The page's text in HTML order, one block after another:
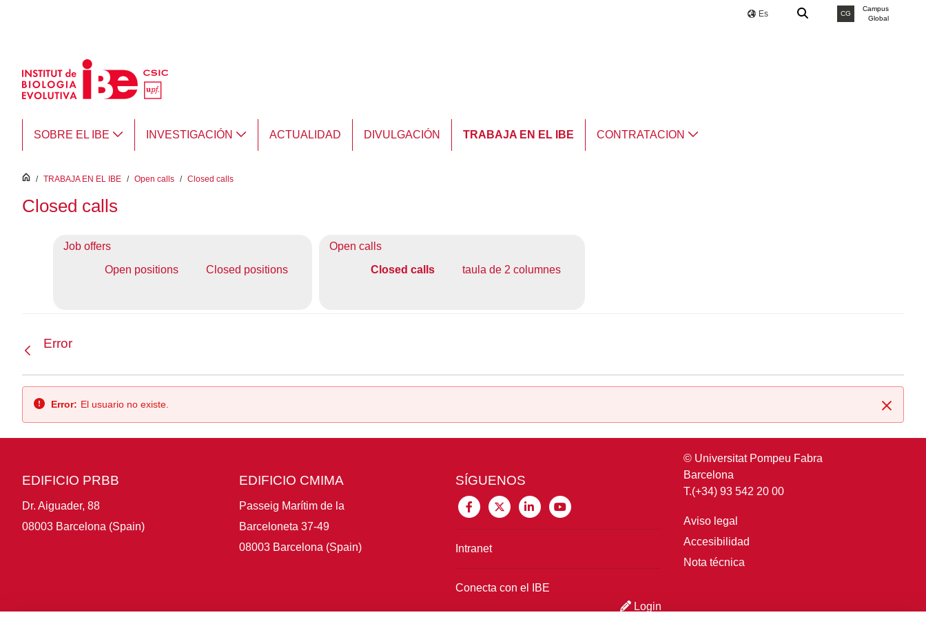
Es CG
Campus
Global
SOBRE EL IBE INVESTIGACIÓN ACTUALIDAD DIVULGACIÓN TRABAJA EN EL IBE CONTRATACION
inici
/ TRABAJA EN EL IBE / Open calls / Closed calls
Closed calls
Job offers
Open positions
Closed positions
Open calls
Closed calls
taula de 2 columnes
Error
Cerrar
Error: El usuario no existe.
EDIFICIO PRBB
Dr. Aiguader, 88
08003 Barcelona (Spain)
EDIFICIO CMIMA
Passeig Marítim de la
Barceloneta 37-49
08003 Barcelona (Spain)
SÍGUENOS
Intranet
Conecta con el IBE
Login
© Universitat Pompeu Fabra
Barcelona
T.(+34) 93 542 20 00
Aviso legal
Accesibilidad
Nota técnica